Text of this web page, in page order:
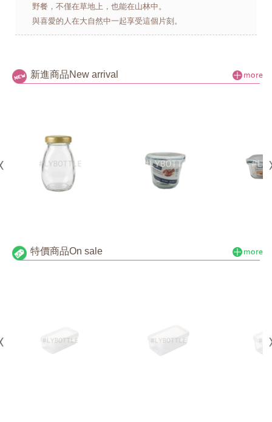
野餐，不僅在草地上，也能在山林中。
與喜愛的人在大自然中一起享受這個片刻。
新進商品New arrival
特價商品On sale